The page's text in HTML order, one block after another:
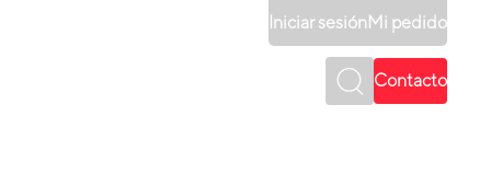
Iniciar sesiónMi pedido
Contacto